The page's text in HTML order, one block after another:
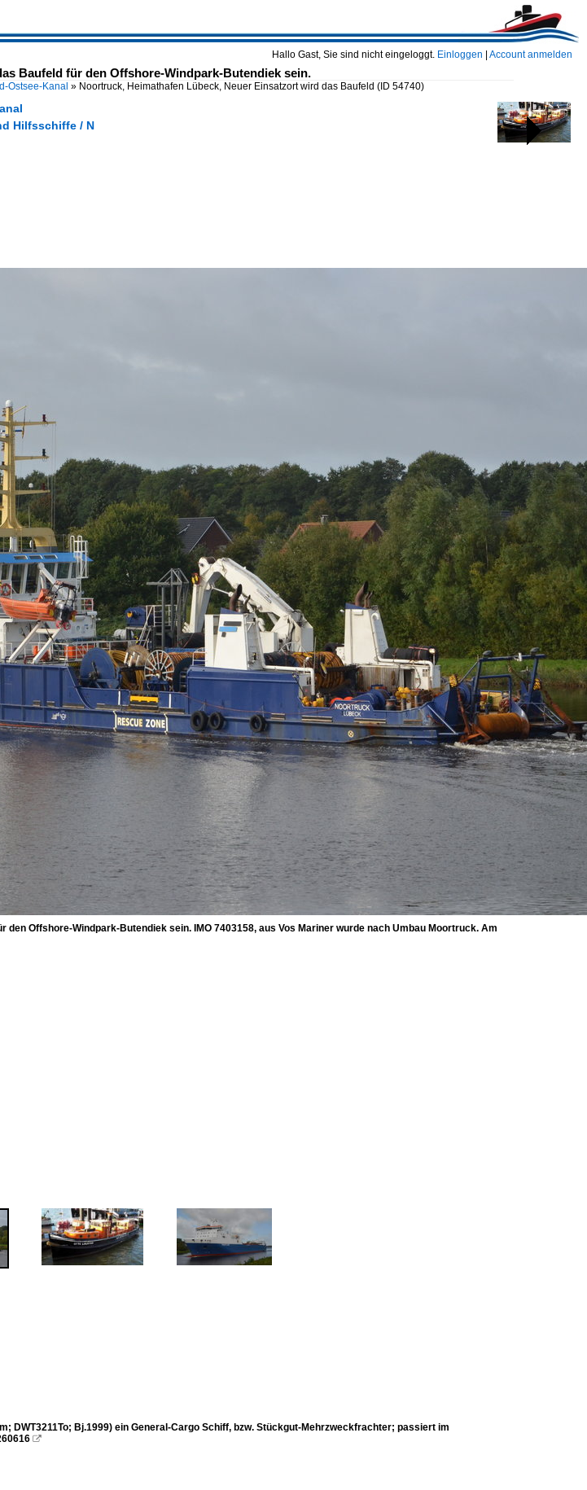
Hallo Gast, Sie sind nicht eingeloggt. Einloggen Account anmelden
Baufeld für den Offshore-Windpark-Butendiek sein.
Ostsee-Kanal » Noortruck, Heimathafen Lübeck, Neuer Einsatzort wird das Baufeld (ID 54740)
Hilfsschiffe / N
Offshore-Windpark-Butendiek sein. IMO 7403158, aus Vos Mariner wurde nach Umbau Moortruck. Am
DWT3211To; Bj.1999) ein General-Cargo Schiff, bzw. Stückgut-Mehrzweckfrachter; passiert im
